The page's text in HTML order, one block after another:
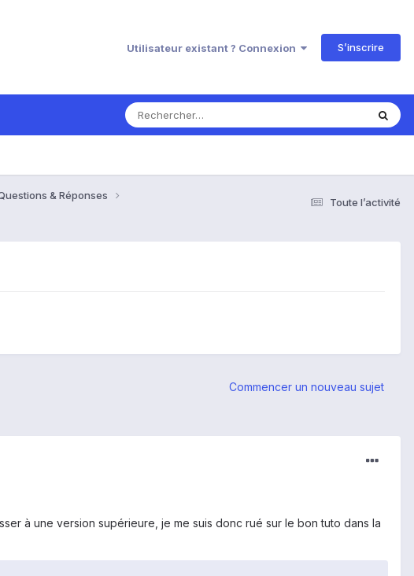
Utilisateur existant ? Connexion S’inscrire
Toute l’activité
& Réponses
Commencer un nouveau sujet
à une version supérieure, je me suis donc rué sur le bon tuto dans la